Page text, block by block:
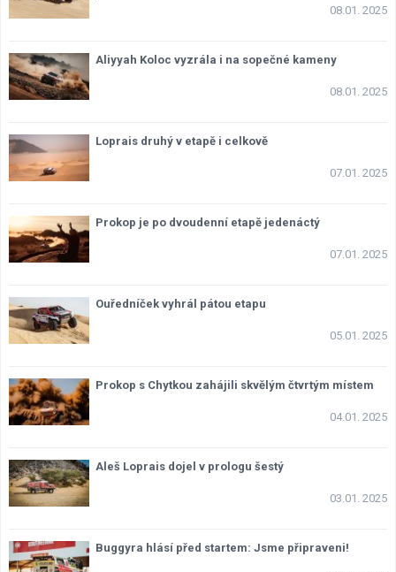
08.01. 2025
Aliyyah Koloc vyzrála i na sopečné kameny
08.01. 2025
Loprais druhý v etapě i celkově
07.01. 2025
Prokop je po dvoudenní etapě jedenáctý
07.01. 2025
Ouředníček vyhrál pátou etapu
05.01. 2025
Prokop s Chytkou zahájili skvělým čtvrtým místem
04.01. 2025
Aleš Loprais dojel v prologu šestý
03.01. 2025
Buggyra hlásí před startem: Jsme připraveni!